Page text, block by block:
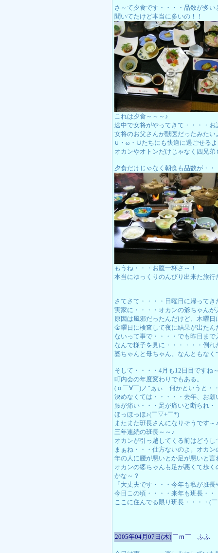
さ～て夕食です・・・・品数が多い
聞いてたけど本当に多いの！！
これは夕食～～～♪
途中で女将がやってきて・・・・お
女将のお父さんが獣医だったみたい
∪・ω・∪たちにも快適に過ごせる
オカンやオトンだけじゃなく四兄
夕食だけじゃなく朝食も品数が・・
もうね・・・お腹一杯さ～！
本当にゆっくりのんびり出来た旅行
さてさて・・・・日曜日に帰ってき
実家に・・・・オカンの爺ちゃん
原因は風邪だったんだけど、木曜
金曜日に検査して夜に結果が出た
ないって事で・・・・でも昨日まで
なんで様子を見に・・・・・・倒
婆ちゃんと母ちゃん。なんともな
そして・・・・4月も12日目ですね
町内会の年度変わりでもある。
(ｏ￣∀￣)ノ”ぁぃ 何かというと・
決めなくては・・・・・去年、お願
腰が痛い・・・足が痛いと断られ
ほっほっほ♪(￣▽+￣*)
またまた班長さんになりそうです～
三年連続の班長～～♪
オカンが引っ越してくる前はどう
まぁね・・・仕方ないのよ。オカ
年の人に腰が悪いとか足が悪いと
オカンの婆ちゃんも足が悪くて歩
かな～？
「大丈夫です・・・今年も私が班
今日この頃・・・・来年も班長・
ここに住んでる限り班長・・・・(
2005年04月07日(木) ￣ｍ￣ ふふ